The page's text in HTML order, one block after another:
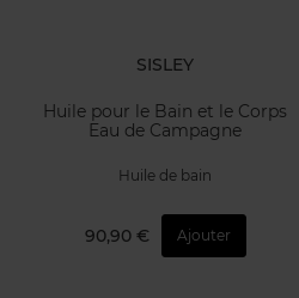
SISLEY
Huile pour le Bain et le Corps
Eau de Campagne
Huile de bain
90,90 € Ajouter